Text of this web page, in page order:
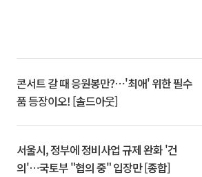
콘서트 갈 때 응원봉만?⋯'최애' 위한 필수
품 등장이오! [솔드아웃]
서울시, 정부에 정비사업 규제 완화 '건
의'⋯국토부 "협의 중" 입장만 [종합]